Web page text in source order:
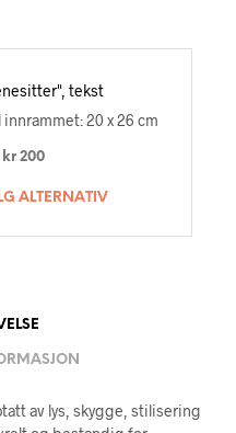
tekst
innrammet: 20 x 26 cm
kr 200
ALTERNATIV
av lys, skygge, stilisering